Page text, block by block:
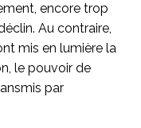
encore trop
Au contraire,
mis en lumière la
le pouvoir de
par